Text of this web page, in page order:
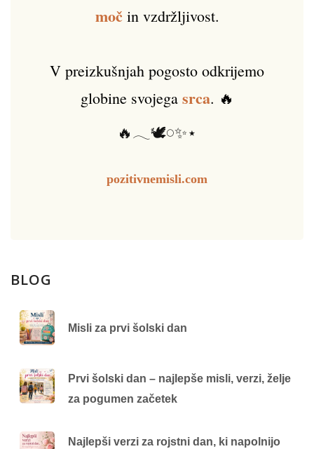
močin vzdržljivost.
V preizkušnjah pogosto odkrijemo
globine svojega srca. 🔥
🔥𓂃🕊️𓏸✨⋆
pozitivnemisli.com
BLOG
Misli za prvi šolski dan
Prvi šolski dan – najlepše misli, verzi, želje
za pogumen začetek
Najlepši verzi za rojstni dan, ki napolnijo